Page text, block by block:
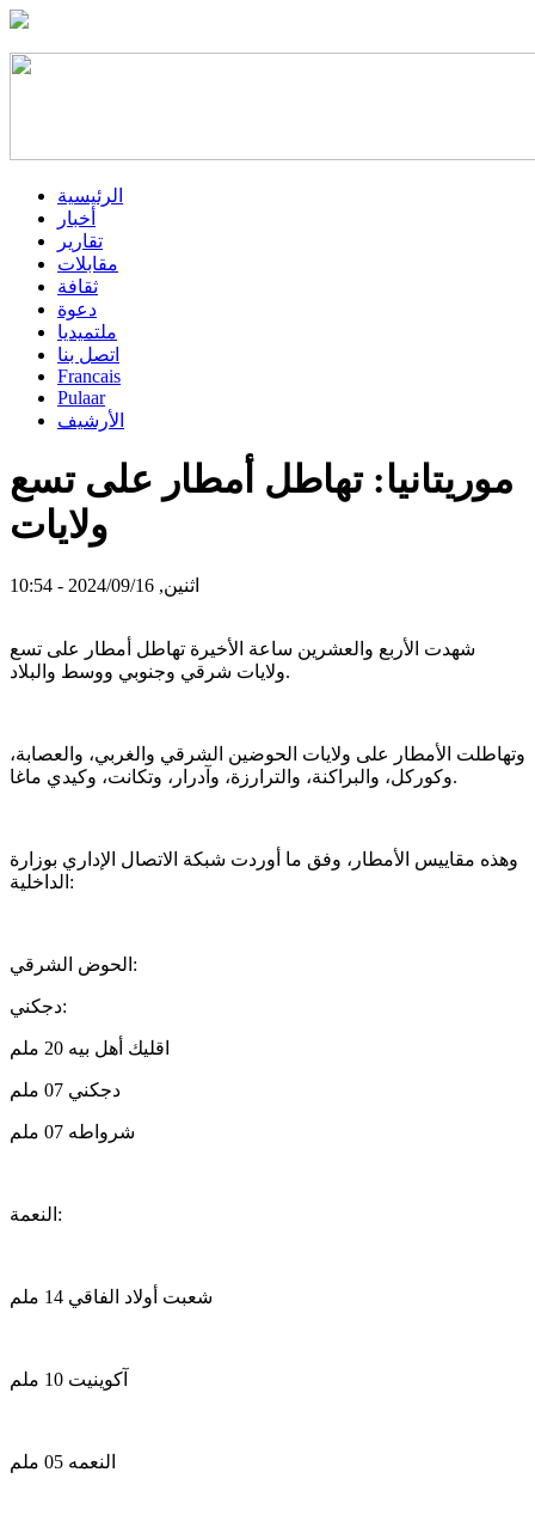
الرئيسية
أخبار
تقارير
مقابلات
ثقافة
دعوة
ملتميديا
اتصل بنا
Francais
Pulaar
الأرشيف
موريتانيا: تهاطل أمطار على تسع
ولايات
اثنين, 2024/09/16 - 10:54
شهدت الأربع والعشرين ساعة الأخيرة تهاطل أمطار على تسع
ولايات شرقي وجنوبي ووسط والبلاد.
وتهاطلت الأمطار على ولايات الحوضين الشرقي والغربي، والعصابة،
وكوركل، والبراكنة، والترارزة، وآدرار، وتكانت، وكيدي ماغا.
وهذه مقاييس الأمطار، وفق ما أوردت شبكة الاتصال الإداري بوزارة
الداخلية:
الحوض الشرقي:
دجكني:
اقليك أهل بيه 20 ملم
دجكني 07 ملم
شرواطه 07 ملم
النعمة:
شعبت أولاد الفاقي 14 ملم
آكوينيت 10 ملم
النعمه 05 ملم